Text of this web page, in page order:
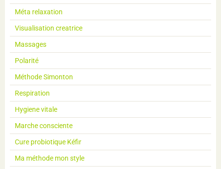
Méta relaxation
Visualisation creatrice
Massages
Polarité
Méthode Simonton
Respiration
Hygiene vitale
Marche consciente
Cure probiotique Kéfir
Ma méthode mon style